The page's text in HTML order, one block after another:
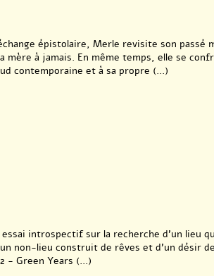
épistolaire, Merle revisite son passé
mère à jamais. En même temps, elle se
contemporaine et à sa propre (...)
introspectif sur la recherche d’un lieu
non-lieu construit de rêves et d’un désir
- Green Years (...)